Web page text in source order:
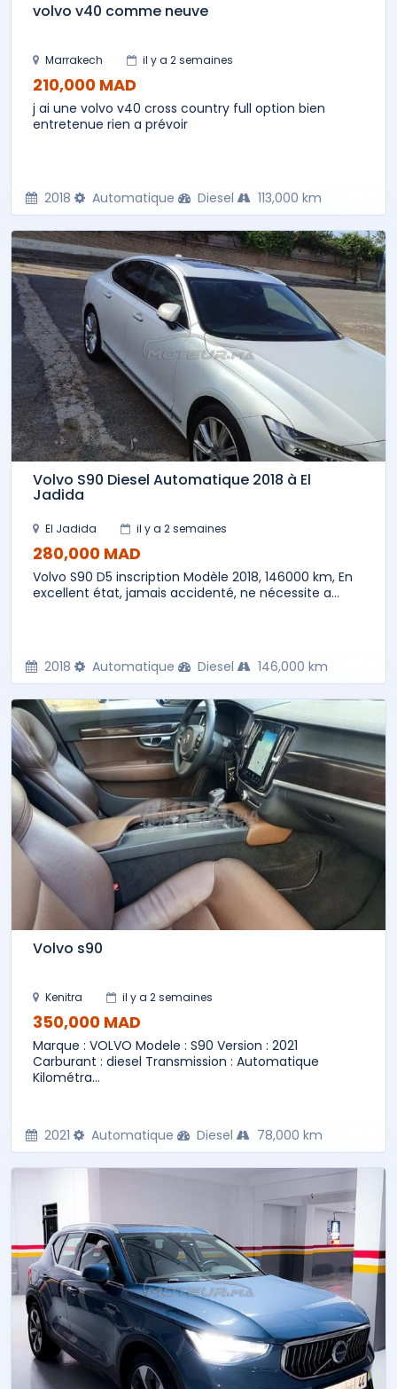
volvo v40 comme neuve
Marrakech il y a 2 semaines
210,000 MAD
j ai une volvo v40 cross country full option bien
entretenue rien a prévoir
2018 Automatique Diesel 113,000 km
Volvo S90 Diesel Automatique 2018 à El
Jadida
El Jadida il y a 2 semaines
280,000 MAD
Volvo S90 D5 inscription Modèle 2018, 146000 km, En
excellent état, jamais accidenté, ne nécessite a...
2018 Automatique Diesel 146,000 km
Volvo s90
Kenitra il y a 2 semaines
350,000 MAD
Marque : VOLVO Modele : S90 Version : 2021
Carburant : diesel Transmission : Automatique
Kilométra...
2021 Automatique Diesel 78,000 km